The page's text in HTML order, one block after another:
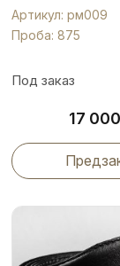
Артикул: рм009
Проба: 875
Под заказ
17 000